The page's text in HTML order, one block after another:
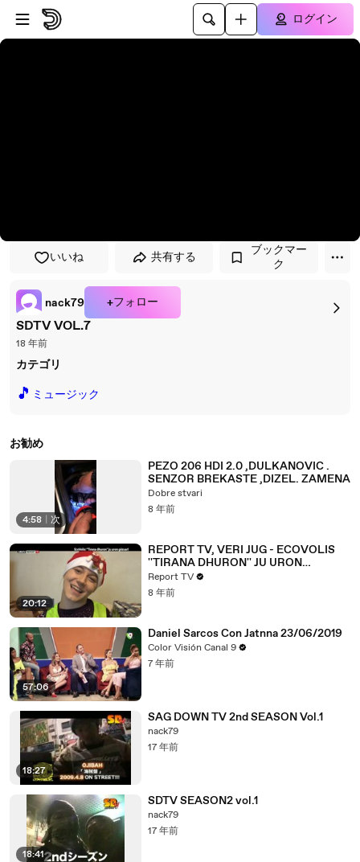
プレイヤーにスキップ
メインコンテンツにスキップ
ログイン
いいね 共有する
ブックマー
ク
nack79 +フォロー
SDTV VOL.7
18 年前
カテゴリ
🎵 ミュージック
お勧め
4:58 次
PEZO 206 HDI 2.0 ,DULKANOVIC .
SENZOR BREKASTE ,DIZEL. ZAMENA
Dobre stvari
8 年前
20:12
REPORT TV, VERI JUG - ECOVOLIS
''TIRANA DHURON'' JU URON
GËZUAR! ARKIV
Report TV
8 年前
57:06
Daniel Sarcos Con Jatnna 23/06/2019
Color Visión Canal 9
7 年前
18:27
SAG DOWN TV 2nd SEASON Vol.1
nack79
17 年前
18:41
SDTV SEASON2 vol.1
nack79
17 年前